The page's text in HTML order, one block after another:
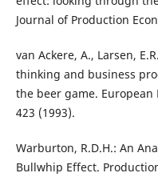
Journal of Production
van Ackere, A., Larsen,
thinking and business
the beer game. European
423 (1993).
Warburton, R.D.H.: An
Bullwhip Effect.